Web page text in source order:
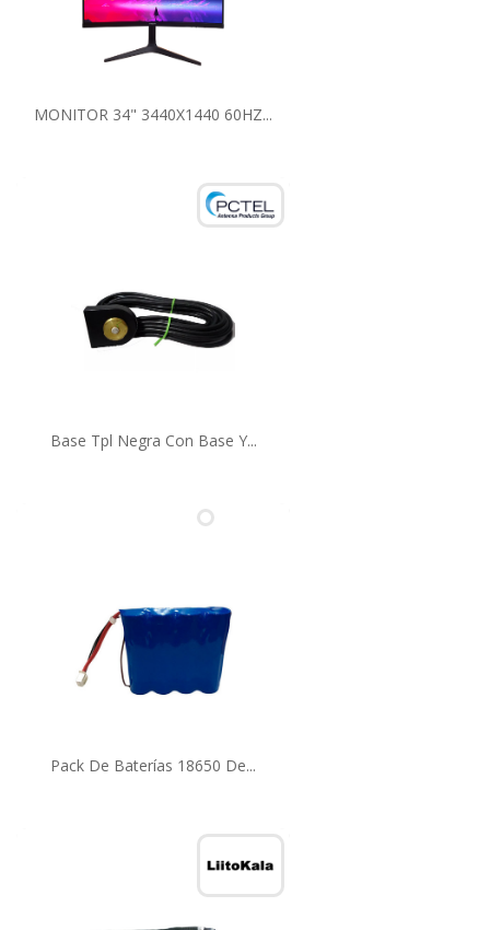
MONITOR 34" 3440X1440 60HZ...
Base Tpl Negra Con Base Y...
Pack De Baterías 18650 De...